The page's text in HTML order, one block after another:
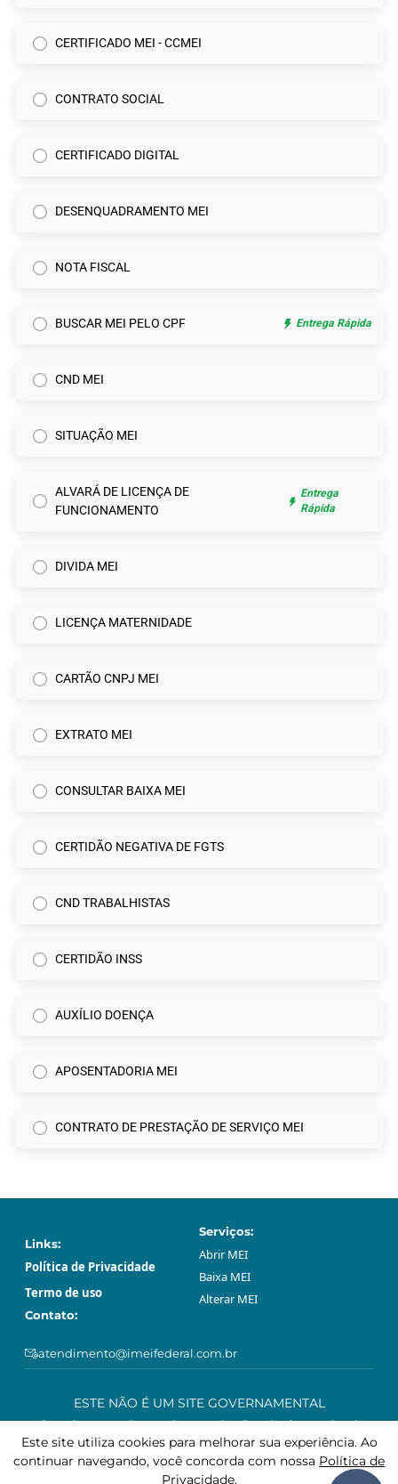
CERTIFICADO MEI - CCMEI
CONTRATO SOCIAL
CERTIFICADO DIGITAL
DESENQUADRAMENTO MEI
NOTA FISCAL
BUSCAR MEI PELO CPF Entrega Rápida
CND MEI
SITUAÇÃO MEI
ALVARÁ DE LICENÇA DE
FUNCIONAMENTO
Entrega
Rápida
DIVIDA MEI
LICENÇA MATERNIDADE
CARTÃO CNPJ MEI
EXTRATO MEI
CONSULTAR BAIXA MEI
CERTIDÃO NEGATIVA DE FGTS
CND TRABALHISTAS
CERTIDÃO INSS
AUXÍLIO DOENÇA
APOSENTADORIA MEI
CONTRATO DE PRESTAÇÃO DE SERVIÇO MEI
Links:
Política de Privacidade
Termo de uso
Serviços:
Abrir МЕI
Baixa МЕI
Alterar МЕI
Contato:
atendimento@imeifederal.com.br
ESTE NÃO É UM SITE GOVERNAMENTAL
O serviço prestado através neste site são privado e opcional.
Podem ser feitos gratuitamente sem o acompanhamento profissional
deste site, através da plataforma governamental gov.br.
Este site utiliza cookies para melhorar sua experiência. Ao
continuar navegando, você concorda com nossa Política de
Privacidade.